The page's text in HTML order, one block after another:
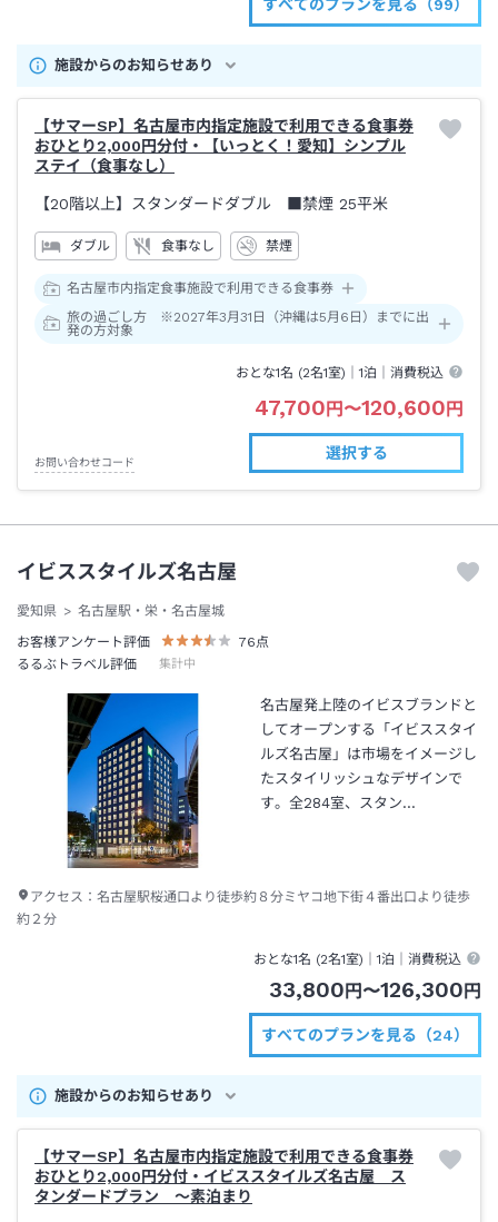
すべてのプランを見る（99）
施設からのお知らせあり
【サマーSP】名古屋市内指定施設で利用できる食事券
おひとり2,000円分付・【いっとく！愛知】シンプル
ステイ（食事なし）
【20階以上】スタンダードダブル ■禁煙 25平米
ダブル 食事なし 禁煙
名古屋市内指定食事施設で利用できる食事券
旅の過ごし方 ※2027年3月31日（沖縄は5月6日）までに出
発の方対象
おとな1名 (2名1室)｜1泊 ｜消費税込
47,700円〜120,600円
お問い合わせコード
選択する
イビススタイルズ名古屋
愛知県
名古屋駅・栄・名古屋城
お客様アンケート評価
76点
るるぶトラベル評価
集計中
名古屋発上陸のイビスブランドと
してオープンする「イビススタイ
ルズ名古屋」は市場をイメージし
たスタイリッシュなデザインで
す。全284室、スタン…
アクセス： 名古屋駅桜通口より徒歩約８分ミヤコ地下街４番出口より徒歩
約２分
おとな1名 (2名1室)｜1泊 ｜消費税込
33,800円〜126,300円
すべてのプランを見る（24）
施設からのお知らせあり
【サマーSP】名古屋市内指定施設で利用できる食事券
おひとり2,000円分付・イビススタイルズ名古屋 ス
タンダードプラン ～素泊まり